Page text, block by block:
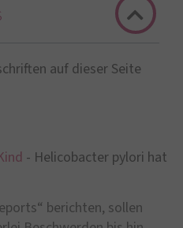
- Helicobacter pylori hat
berichten, sollen
auf dieser Seite